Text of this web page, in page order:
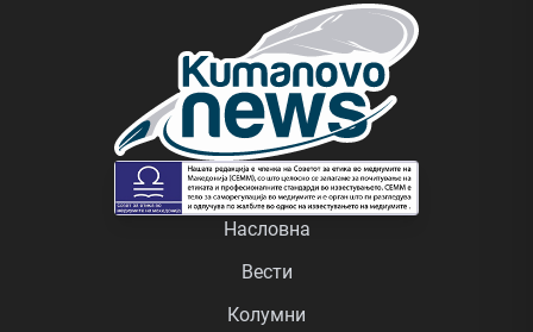
Насловна
Вести
Колумни